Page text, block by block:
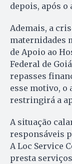
depois, após o
Ademais, a
maternidades
de Apoio ao
Federal de
repasses
esse motivo, o
restringirá a
A situação
responsáveis
A Loc Service
presta